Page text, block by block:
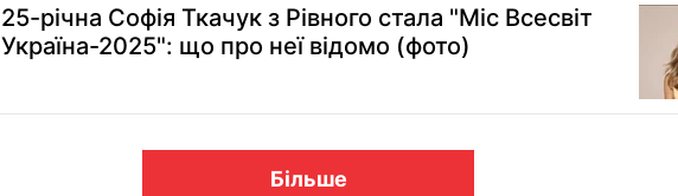
25-річна Софія Ткачук з Рівного стала "Міс Всесвіт
Україна-2025": що про неї відомо (фото)
Більше